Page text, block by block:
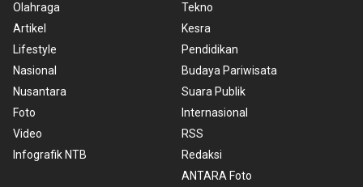
Olahraga
Artikel
Lifestyle
Nasional
Nusantara
Foto
Video
Infografik NTB
Tekno
Kesra
Pendidikan
Budaya Pariwisata
Suara Publik
Internasional
RSS
Redaksi
ANTARA Foto